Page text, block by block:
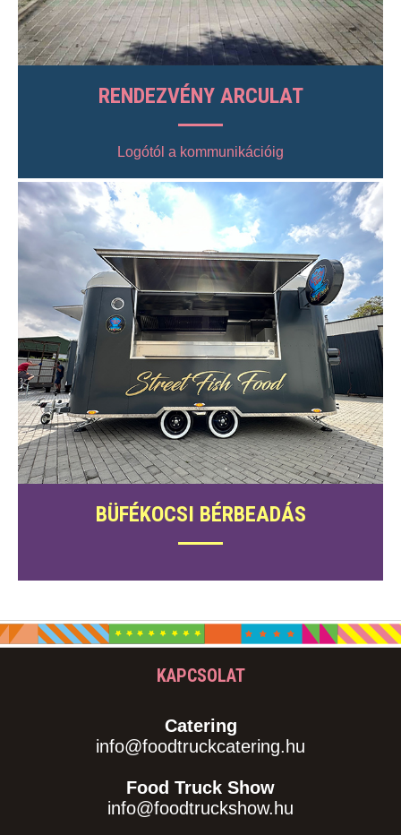
RENDEZVÉNY ARCULAT
Logótól a kommunikációig
BÜFÉKOCSI BÉRBEADÁS
KAPCSOLAT
Catering
info@foodtruckcatering.hu
Food Truck Show
info@foodtruckshow.hu